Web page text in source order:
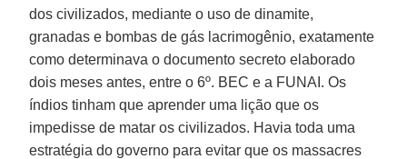
dos civilizados, mediante o uso de dinamite,
granadas e bombas de gás lacrimogênio, exatamente
como determinava o documento secreto elaborado
dois meses antes, entre o 6º. BEC e a FUNAI. Os
índios tinham que aprender uma lição que os
impedisse de matar os civilizados. Havia toda uma
estratégia do governo para evitar que os massacres